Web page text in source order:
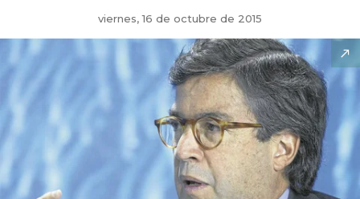
viernes, 16 de octubre de 2015